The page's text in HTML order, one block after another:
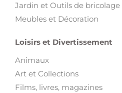
Jardin et Outils de bricolage
Meubles et Décoration
Loisirs et Divertissement
Animaux
Art et Collections
Films, livres, magazines